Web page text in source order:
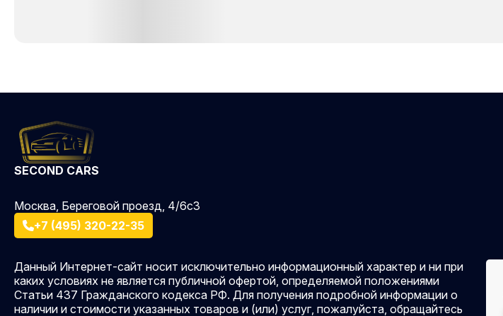
SECOND CARS
Москва, Береговой проезд, 4/6с3
+7 (495) 320-22-35
Данный Интернет-сайт носит исключительно информационный характер и ни при
каких условиях не является публичной офертой, определяемой положениями
Статьи 437 Гражданского кодекса РФ. Для получения подробной информации о
наличии и стоимости указанных товаров и (или) услуг, пожалуйста, обращайтесь